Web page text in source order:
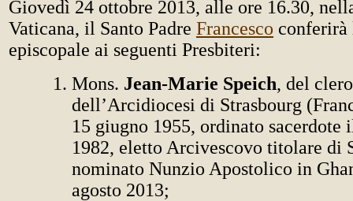
Giovedì 24 ottobre 2013, alle ore 16.30,
Vaticana, il Santo Padre Francesco conferirà
episcopale ai seguenti Presbiteri:
Mons. Jean-Marie Speich, del clero
dell’Arcidiocesi di Strasbourg
15 giugno 1955, ordinato sacerdote
1982, eletto Arcivescovo titolare di
nominato Nunzio Apostolico in
agosto 2013;